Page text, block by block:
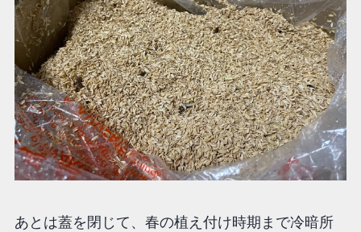
あとは蓋を閉じて、春の植え付け時期まで冷暗所